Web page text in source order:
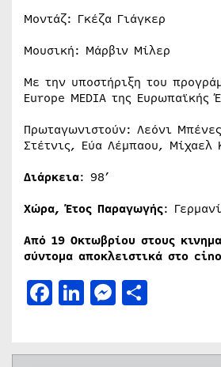
Μοντάζ: Γκέζα Γιάγκερ
Μουσική: Μάρβιν Μίλερ
Με την υποστήριξη του
Europe MEDIA της Ευρωπαϊκής
Πρωταγωνιστούν: Λεόνι
Στέτνις, Εύα Λέμπαου, Μίχαελ
Διάρκεια: 98’
Χώρα, Έτος Παραγωγής:
Από 19 Οκτωβρίου στους
σύντομα αποκλειστικά στο
Facebook
LinkedIn